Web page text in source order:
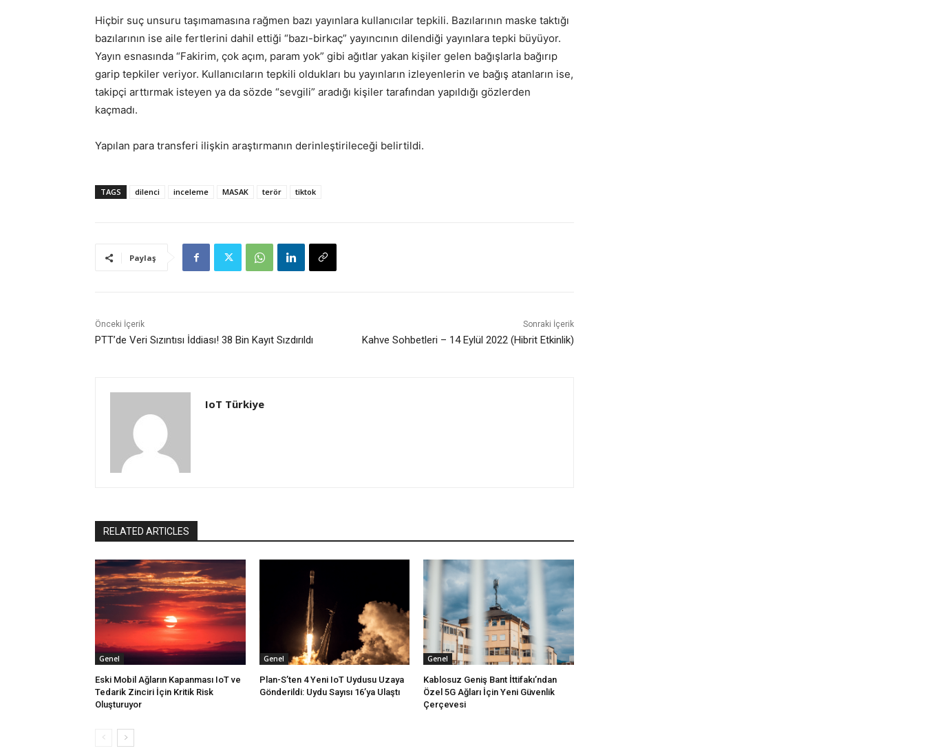
Hiçbir suç unsuru taşımamasına rağmen bazı yayınlara kullanıcılar tepkili. Bazılarının maske taktığı
bazılarının ise aile fertlerini dahil ettiği “bazı-birkaç” yayıncının dilendiği yayınlara tepki büyüyor.
Yayın esnasında “Fakirim, çok açım, param yok” gibi ağıtlar yakan kişiler gelen bağışlarla bağırıp
garip tepkiler veriyor. Kullanıcıların tepkili oldukları bu yayınların izleyenlerin ve bağış atanların ise,
takipçi arttırmak isteyen ya da sözde “sevgili” aradığı kişiler tarafından yapıldığı gözlerden
kaçmadı.
Yapılan para transferi ilişkin araştırmanın derinleştirileceği belirtildi.
TAGS dilenci inceleme MASAK terör tiktok
Paylaş
Önceki İçerik
PTT’de Veri Sızıntısı İddiası! 38 Bin Kayıt Sızdırıldı
Sonraki İçerik
Kahve Sohbetleri – 14 Eylül 2022 (Hibrit Etkinlik)
IoT Türkiye
RELATED ARTICLES
Genel
Eski Mobil Ağların Kapanması IoT ve
Tedarik Zinciri İçin Kritik Risk
Oluşturuyor
Genel
Plan-S’ten 4 Yeni IoT Uydusu Uzaya
Gönderildi: Uydu Sayısı 16’ya Ulaştı
Genel
Kablosuz Geniş Bant İttifakı’ndan
Özel 5G Ağları İçin Yeni Güvenlik
Çerçevesi